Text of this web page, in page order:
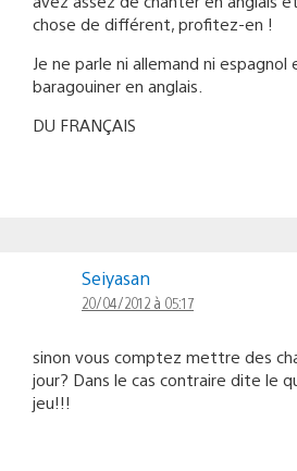
chose de différent, profitez-en !
Je ne parle ni allemand ni espagnol
baragouiner en anglais.
DU FRANÇAIS
Seiyasan
20/04/2012 à 05:17
sinon vous comptez mettre des
jour? Dans le cas contraire dite le
jeu!!!